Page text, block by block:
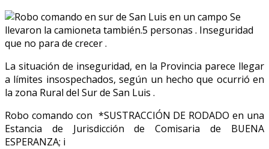
La situación de inseguridad, en la Provincia parece llegar
a límites insospechados, según un hecho que ocurrió en
la zona Rural del Sur de San Luis .
Robo comando con *SUSTRACCIÓN DE RODADO en una
Estancia de Jurisdicción de Comisaria de BUENA
ESPERANZA; i